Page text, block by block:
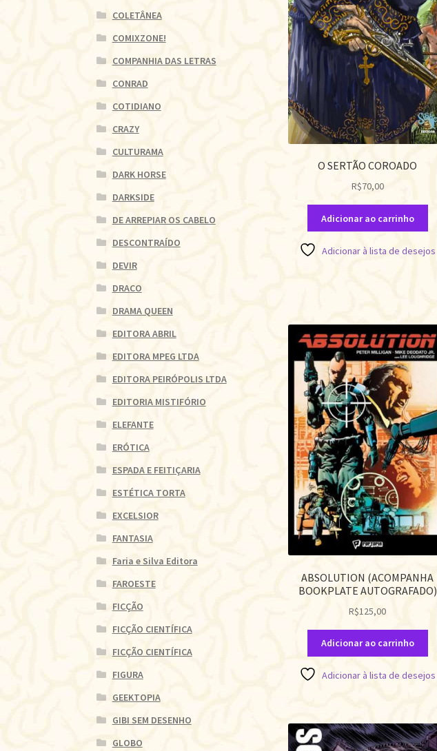
O SERTÃO COROADO
R$70,00
Adicionar ao carrinho
Adicionar à lista de desejos
ABSOLUTION (ACOMPANHA
BOOKPLATE AUTOGRAFADO)
R$125,00
Adicionar ao carrinho
Adicionar à lista de desejos
COLETÂNEA
COMIXZONE!
COMPANHIA DAS LETRAS
CONRAD
COTIDIANO
CRAZY
CULTURAMA
DARK HORSE
DARKSIDE
DE ARREPIAR OS CABELO
DESCONTRAÍDO
DEVIR
DRACO
DRAMA QUEEN
EDITORA ABRIL
EDITORA MPEG LTDA
EDITORA PEIRÓPOLIS LTDA
EDITORIA MISTIFÓRIO
ELEFANTE
ERÓTICA
ESPADA E FEITIÇARIA
ESTÉTICA TORTA
EXCELSIOR
FANTASIA
Faria e Silva Editora
FAROESTE
FICÇÃO
FICÇÃO CIENTÍFICA
FICÇÃO CIENTÍFICA
FIGURA
GEEKTOPIA
GIBI SEM DESENHO
GLOBO